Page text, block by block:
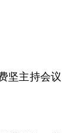
坚主持会议